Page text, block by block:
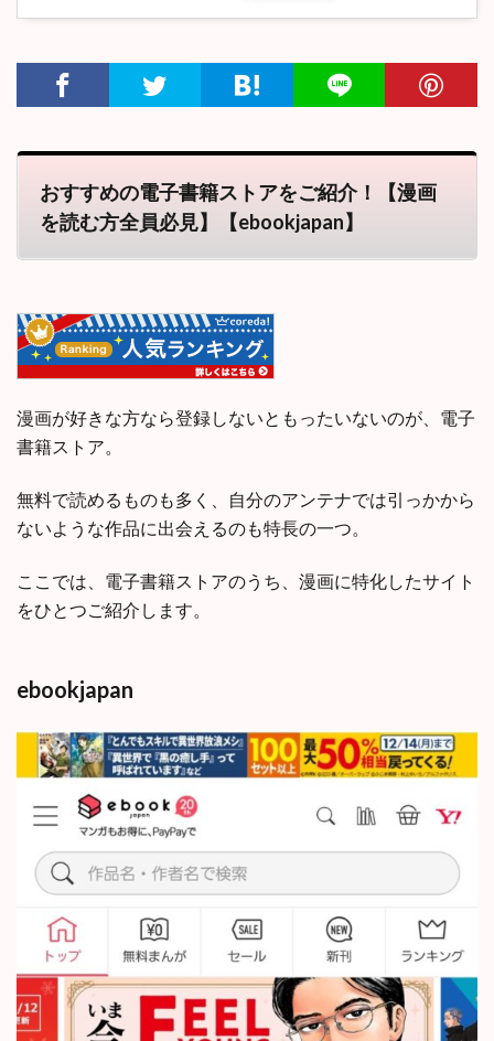
おすすめの電子書籍ストアをご紹介！【漫画
を読む方全員必見】【ebookjapan】
漫画が好きな方なら登録しないともったいないのが、電子
書籍ストア。
無料で読めるものも多く、自分のアンテナでは引っかから
ないような作品に出会えるのも特長の一つ。
ここでは、電子書籍ストアのうち、漫画に特化したサイト
をひとつご紹介します。
ebookjapan